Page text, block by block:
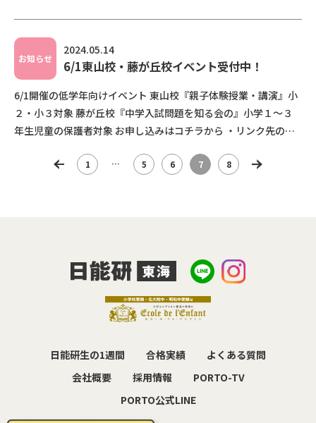
お知らせ
2024.05.14
6/1東山校・藤が丘校イベント受付中！
6/1開催の低学年向けイベント 東山校『親子体験授業・講演』小
２・小３対象 藤が丘校『中学入試問題を知る会の』小学１～３
年生児童の保護者対象 お申し込みはコチラから ・リンク先のご
投
ー
ジ
送
1 … 5 6 7 8
日能研生の1週間 合格実績
よくある質問
会社概要
採用情報
PORTO-TV
PORTO公式LINE